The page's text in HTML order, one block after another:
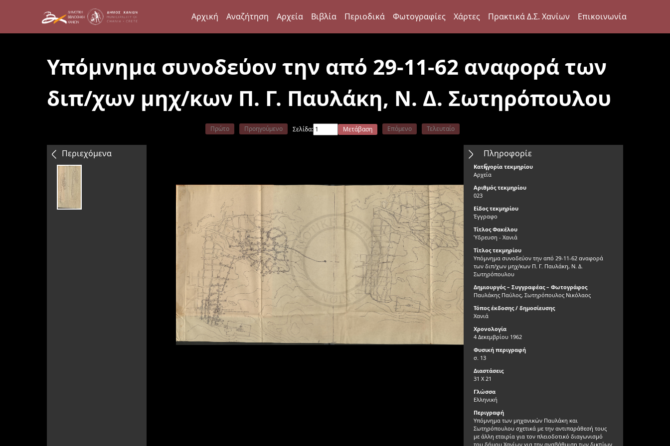
Αρχική Αναζήτηση Αρχεία Βιβλία Περιοδικά Φωτογραφίες Χάρτες Πρακτικά Δ.Σ. Χανίων Επικοινωνία
Υπόμνημα συνοδεύον την από 29-11-62 αναφορά των
διπ/χων μηχ/κων Π. Γ. Παυλάκη, Ν. Δ. Σωτηρόπουλου
Περιεχόμενα
Πρώτο Προηγούμενο Σελίδα: Μετάβαση Επόμενο Τελευταίο
Πληροφορίε
ς
Κατηγορία τεκμηρίου
Αρχεία
Αριθμός τεκμηρίου
023
Είδος τεκμηρίου
Έγγραφο
Τίτλος Φακέλου
Ύδρευση - Χανιά
Τίτλος τεκμηρίου
Υπόμνημα συνοδεύον την από 29-11-62 αναφορά
των διπ/χων μηχ/κων Π. Γ. Παυλάκη, Ν. Δ.
Σωτηρόπουλου
Δημιουργός – Συγγραφέας – Φωτογράφος
Παυλάκης Παύλος, Σωτηρόπουλος Νικόλαος
Τόπος έκδοσης / δημοσίευσης
Χανιά
Χρονολογία
4 Δεκεμβρίου 1962
Φυσική περιγραφή
σ. 13
Διαστάσεις
31 Χ 21
Γλώσσα
Ελληνική
Περιγραφή
Υπόμνημα των μηχανικών Παυλάκη και
Σωτηρόπουλου σχετικά με την αντιπαράθεσή τους
με άλλη εταιρία για τον πλειοδοτικό διαγωνισμό
του δήμου Χανίων για την αναβάθμιση των δικτύων